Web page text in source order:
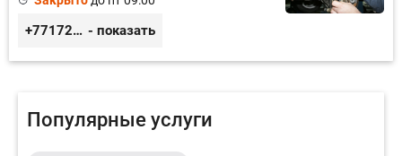
+77172944444 - показать
Популярные услуги